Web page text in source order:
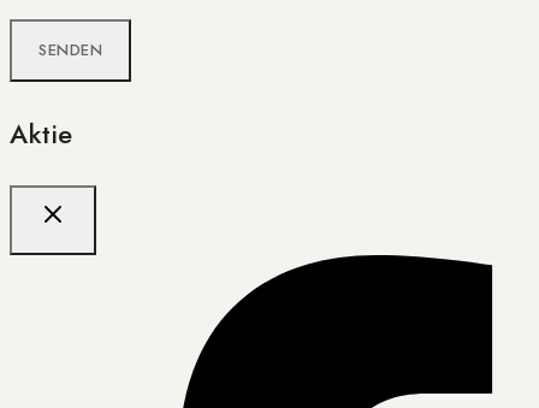
Aktie